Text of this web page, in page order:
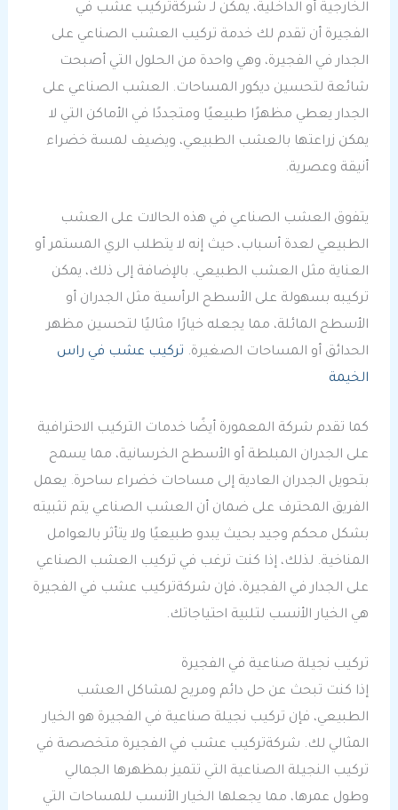
الخارجية أو الداخلية، يمكن لـ شركةتركيب عشب في
الفجيرة أن تقدم لك خدمة تركيب العشب الصناعي على
الجدار في الفجيرة، وهي واحدة من الحلول التي أصبحت
شائعة لتحسين ديكور المساحات. العشب الصناعي على
الجدار يعطي مظهرًا طبيعيًا ومتجددًا في الأماكن التي لا
يمكن زراعتها بالعشب الطبيعي، ويضيف لمسة خضراء
أنيقة وعصرية.
يتفوق العشب الصناعي في هذه الحالات على العشب
الطبيعي لعدة أسباب، حيث إنه لا يتطلب الري المستمر أو
العناية مثل العشب الطبيعي. بالإضافة إلى ذلك، يمكن
تركيبه بسهولة على الأسطح الرأسية مثل الجدران أو
الأسطح المائلة، مما يجعله خيارًا مثاليًا لتحسين مظهر
الحدائق أو المساحات الصغيرة. تركيب عشب في راس
الخيمة
كما تقدم شركة المعمورة أيضًا خدمات التركيب الاحترافية
على الجدران المبلطة أو الأسطح الخرسانية، مما يسمح
بتحويل الجدران العادية إلى مساحات خضراء ساحرة. يعمل
الفريق المحترف على ضمان أن العشب الصناعي يتم تثبيته
بشكل محكم وجيد بحيث يبدو طبيعيًا ولا يتأثر بالعوامل
المناخية. لذلك، إذا كنت ترغب في تركيب العشب الصناعي
على الجدار في الفجيرة، فإن شركةتركيب عشب في الفجيرة
هي الخيار الأنسب لتلبية احتياجاتك.
تركيب نجيلة صناعية في الفجيرة
إذا كنت تبحث عن حل دائم ومريح لمشاكل العشب
الطبيعي، فإن تركيب نجيلة صناعية في الفجيرة هو الخيار
المثالي لك. شركةتركيب عشب في الفجيرة متخصصة في
تركيب النجيلة الصناعية التي تتميز بمظهرها الجمالي
وطول عمرها، مما يجعلها الخيار الأنسب للمساحات التي